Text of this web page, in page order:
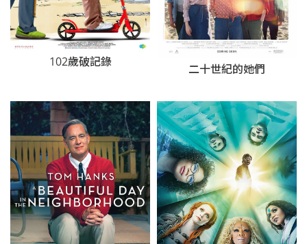
102歲破記錄
二十世紀的她們